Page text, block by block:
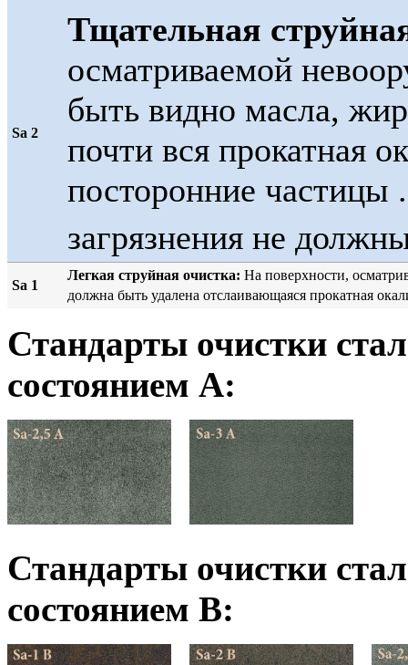
Sa 2
Тщательная
осматриваемой
быть видно масла,
почти вся прокатная
посторонние
загрязнения не
Sa 1
Легкая струйная очистка: На поверхности,
должна быть удалена отслаивающаяся прокатная
Стандарты очистки
состоянием А:
Стандарты очистки
состоянием B: